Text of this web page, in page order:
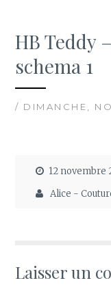
HB Teddy
schema 1
/ DIMANCHE,
12 novembre
Alice -
Laisser un